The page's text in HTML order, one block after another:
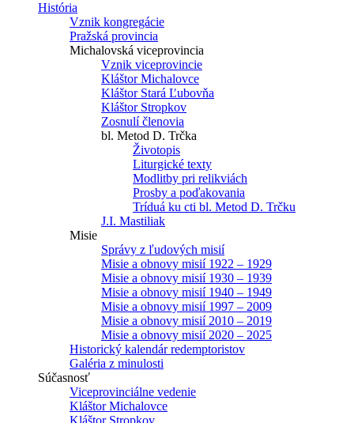
História
Vznik kongregácie
Pražská provincia
Michalovská viceprovincia
Vznik viceprovincie
Kláštor Michalovce
Kláštor Stará Ľubovňa
Kláštor Stropkov
Zosnulí členovia
bl. Metod D. Trčka
Životopis
Liturgické texty
Modlitby pri relikviách
Prosby a poďakovania
Tríduá ku cti bl. Metod D. Trčku
J.I. Mastiliak
Misie
Správy z ľudových misií
Misie a obnovy misií 1922 – 1929
Misie a obnovy misií 1930 – 1939
Misie a obnovy misií 1940 – 1949
Misie a obnovy misií 1997 – 2009
Misie a obnovy misií 2010 – 2019
Misie a obnovy misií 2020 – 2025
Historický kalendár redemptoristov
Galéria z minulosti
Súčasnosť
Viceprovinciálne vedenie
Kláštor Michalovce
Kláštor Stropkov